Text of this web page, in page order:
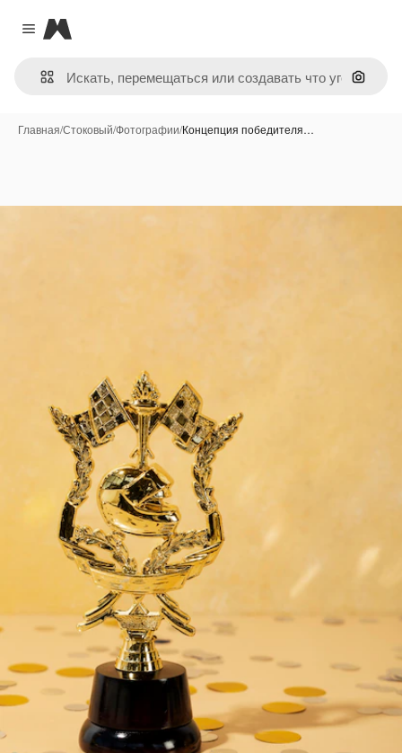
Close menu
Magnific
Поиск
Главная/Стоковый/Фотографии/Концепция победителя…